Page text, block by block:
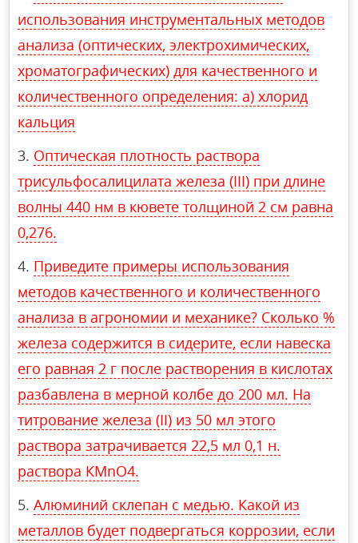
использования инструментальных методов
анализа (оптических, электрохимических,
хроматографических) для качественного и
количественного определения: а) хлорид
кальция
Оптическая плотность раствора
трисульфосалицилата железа (III) при длине
волны 440 нм в кювете толщиной 2 см равна
0,276.
Приведите примеры использования
методов качественного и количественного
анализа в агрономии и механике? Сколько %
железа содержится в сидерите, если навеска
его равная 2 г после растворения в кислотах
разбавлена в мерной колбе до 200 мл. На
титрование железа (II) из 50 мл этого
раствора затрачивается 22,5 мл 0,1 н.
раствора КМnО4.
Алюминий склепан с медью. Какой из
металлов будет подвергаться коррозии, если